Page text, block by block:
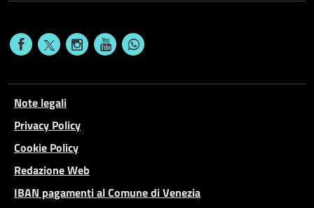
Note legali
Privacy Policy
Cookie Policy
Redazione Web
IBAN pagamenti al Comune di Venezia